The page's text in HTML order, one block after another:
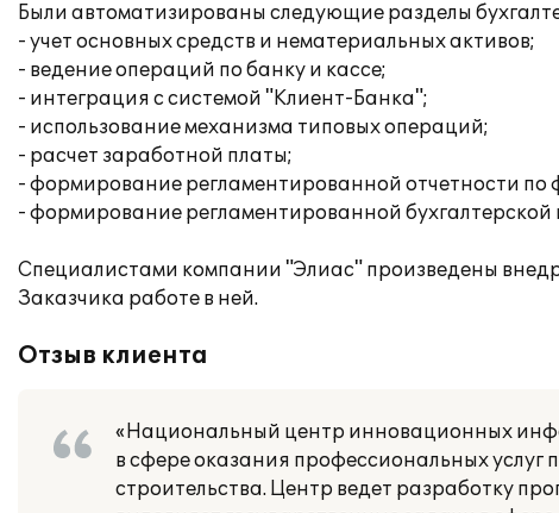
Были автоматизированы следующие разделы
- учет основных средств и нематериальных активов;
- ведение операций по банку и кассе;
- интеграция с системой "Клиент-Банка";
- использование механизма типовых операций;
- расчет заработной платы;
- формирование регламентированной отчетности по
- формирование регламентированной бухгалтерской
Специалистами компании "Элиас" произведены
Заказчика работе в ней.
Отзыв клиента
«Национальный центр инновационных
в сфере оказания профессиональных услуг
строительства. Центр ведет разработку